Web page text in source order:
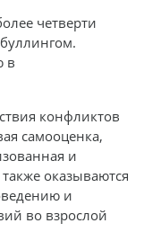
четверти
в
конфликтов
самооценка,
и
оказываются
и
во взрослой